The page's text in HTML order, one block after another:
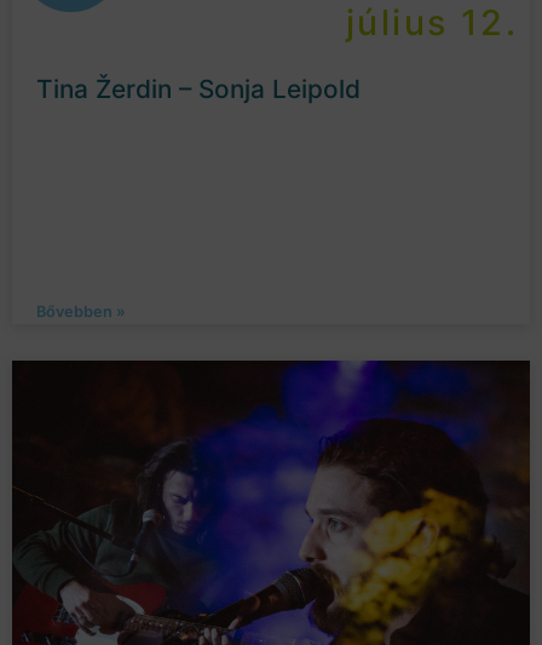
július 12.
Tina Žerdin – Sonja Leipold
Bővebben »